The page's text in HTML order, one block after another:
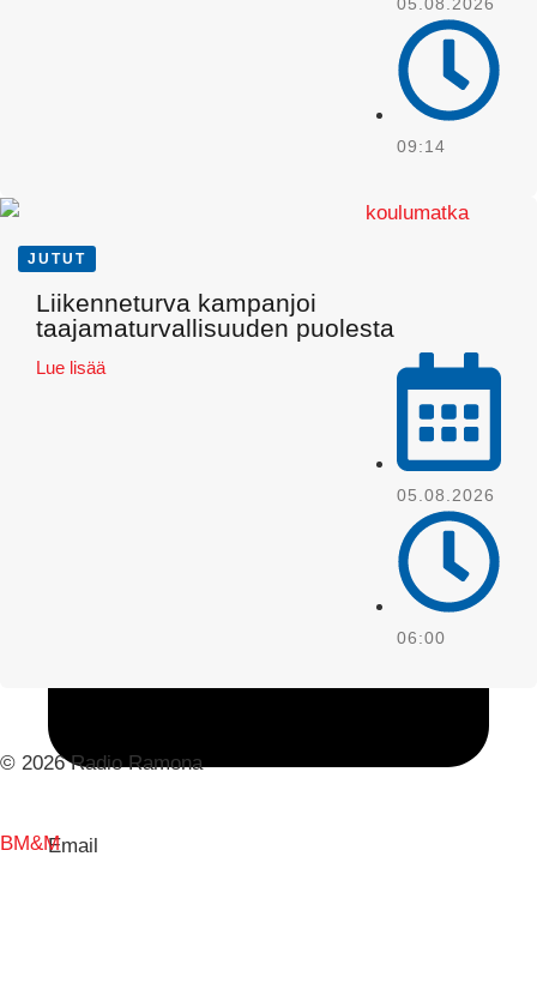
WhatsApp
Email
09:14
JUTUT
Liikenneturva kampanjoi
taajamaturvallisuuden puolesta
Lue lisää
05.08.2026
06:00
© 2026 Radio Ramona
BM&M